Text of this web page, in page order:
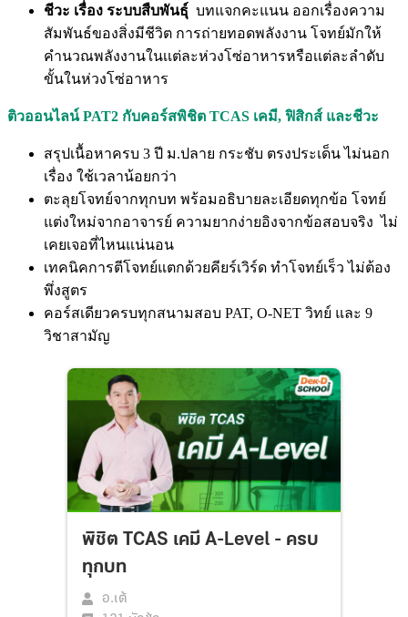
ชีวะ เรื่อง ระบบสืบพันธุ์ บทแจกคะแนน ออกเรื่องความ
สัมพันธ์ของสิ่งมีชีวิต การถ่ายทอดพลังงาน โจทย์มักให้
คำนวณพลังงานในเเต่ละห่วงโซ่อาหารหรือเเต่ละลำดับ
ขั้นในห่วงโซ่อาหาร
ติวออนไลน์ PAT2 กับคอร์สพิชิต TCAS เคมี, ฟิสิกส์ และชีวะ
สรุปเนื้อหาครบ 3 ปี ม.ปลาย กระชับ ตรงประเด็น ไม่นอก
เรื่อง ใช้เวลาน้อยกว่า
ตะลุยโจทย์จากทุกบท พร้อมอธิบายละเอียดทุกข้อ โจทย์
แต่งใหม่จากอาจารย์ ความยากง่ายอิงจากข้อสอบจริง ไม่
เคยเจอที่ไหนแน่นอน
เทคนิคการตีโจทย์แตกด้วยคียร์เวิร์ด ทำโจทย์เร็ว ไม่ต้อง
พึ่งสูตร
คอร์สเดียวครบทุกสนามสอบ PAT, O-NET วิทย์ และ 9
วิชาสามัญ